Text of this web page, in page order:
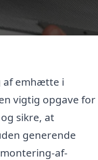
af emhætte i
vigtig opgave for
sikre, at
generende
af-